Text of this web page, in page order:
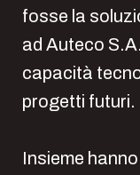
fosse la
ad Auteco
capacità
progetti futuri.
Insieme